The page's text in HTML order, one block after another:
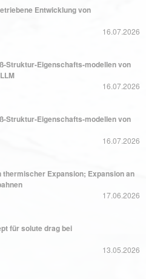
Entwicklung von
16.07.2026
Struktur-Eigenschafts-modellen von
16.07.2026
Struktur-Eigenschafts-modellen von
16.07.2026
Expansion; Expansion an
17.06.2026
für solute drag bei
13.05.2026